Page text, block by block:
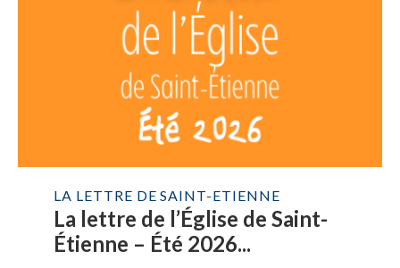
LA LETTRE DE SAINT-ETIENNE
La lettre de l’Église de Saint-
Étienne – Été 2026...